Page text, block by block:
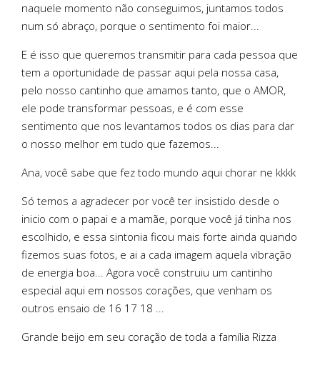
naquele momento não conseguimos, juntamos todos
num só abraço, porque o sentimento foi maior...
E é isso que queremos transmitir para cada pessoa que
tem a oportunidade de passar aqui pela nossa casa,
pelo nosso cantinho que amamos tanto, que o AMOR,
ele pode transformar pessoas, e é com esse
sentimento que nos levantamos todos os dias para dar
o nosso melhor em tudo que fazemos...
Ana, você sabe que fez todo mundo aqui chorar ne kkkk
Só temos a agradecer por você ter insistido desde o
inicio com o papai e a mamãe, porque você já tinha nos
escolhido, e essa sintonia ficou mais forte ainda quando
fizemos suas fotos, e ai a cada imagem aquela vibração
de energia boa... Agora você construiu um cantinho
especial aqui em nossos corações, que venham os
outros ensaio de 16 17 18 ...
Grande beijo em seu coração de toda a família Rizza